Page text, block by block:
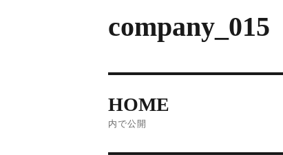
company_015
HOME
内で公開